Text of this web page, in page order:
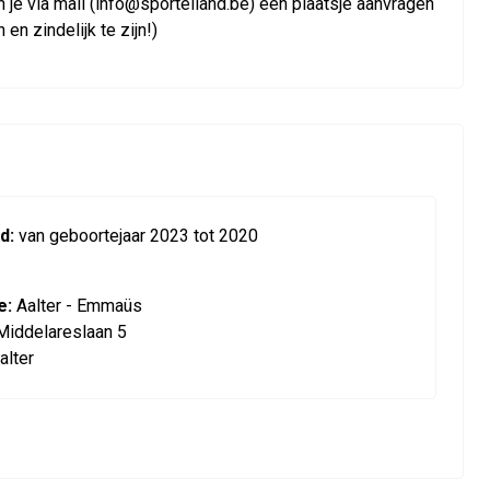
en zindelijk te zijn!)
van geboortejaar 2023 tot 2020
Aalter - Emmaüs
5